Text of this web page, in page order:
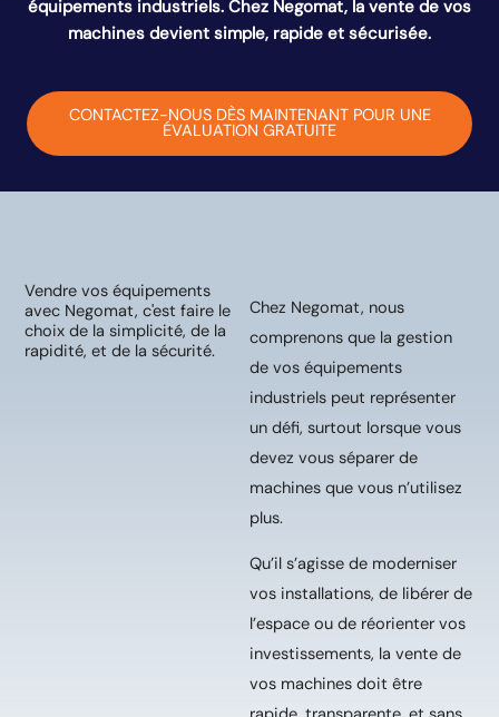
équipements industriels. Chez Negomat, la vente de vos
machines devient simple, rapide et sécurisée.
CONTACTEZ-NOUS DÈS MAINTENANT POUR UNE
ÉVALUATION GRATUITE
Vendre vos équipements
avec Negomat, c'est faire le
choix de la simplicité, de la
rapidité, et de la sécurité.
Chez Negomat, nous
comprenons que la gestion
de vos équipements
industriels peut représenter
un défi, surtout lorsque vous
devez vous séparer de
machines que vous n’utilisez
plus.
Qu’il s’agisse de moderniser
vos installations, de libérer de
l’espace ou de réorienter vos
investissements, la vente de
vos machines doit être